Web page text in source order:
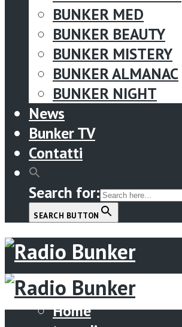
BUNKER MED
BUNKER BEAUTY
BUNKER MISTERY
BUNKER ALMANAC
BUNKER NIGHT
News
Bunker TV
Contatti
Search for:
SEARCH BUTTON
Menu
Home